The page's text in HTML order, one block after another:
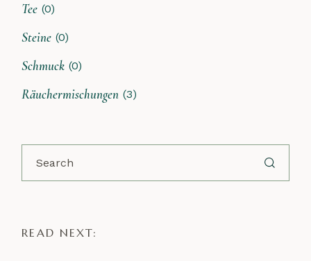
Tee (0)
Steine (0)
Schmuck (0)
Räuchermischungen (3)
Search
READ NEXT: